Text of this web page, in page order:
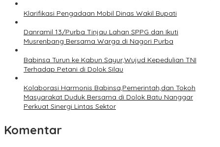
Klarifikasi Pengadaan Mobil Dinas Wakil Bupati
Danramil 13/Purba Tinjau Lahan SPPG dan Ikuti
Musrenbang Bersama Warga di Nagori Purba
Babinsa Turun ke Kabun Sayur,Wujud Kepedulian TNI
Terhadap Petani di Dolok Silau
Kolaborasi Harmonis Babinsa,Pemerintah,dan Tokoh
Masyarakat Duduk Bersama di Dolok Batu Nanggar
Perkuat Sinergi Lintas Sektor
Komentar